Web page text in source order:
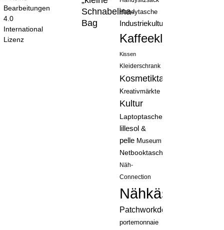
Bearbeitungen
4.0
International
Lizenz
Schnabelina-
Bag
Handytasche
Industriekultur
Kaffeeklatsch
Kissen
Kleiderschrank
Kosmetiktasche
Kreativmärkte
Kultur
Laptoptasche
lillesol &
pelle Museum
Netbooktasche
Näh-
Connection
Nähkästchen
Patchworkdecke
portemonnaie